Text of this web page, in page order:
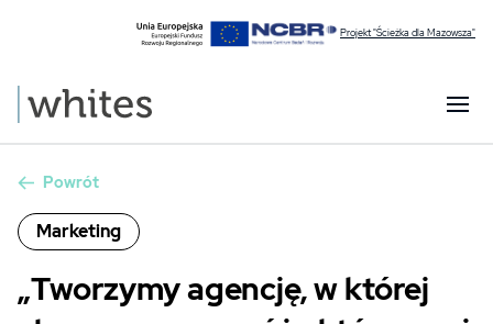
Projekt "Ścieżka dla Mazowsza"
Powrót
Marketing
„Tworzymy agencję, w której